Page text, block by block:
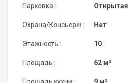
Парковка :
Охрана/Консьерж :
Этажность :
Площадь :
Открытая
Нет
10
62 м²